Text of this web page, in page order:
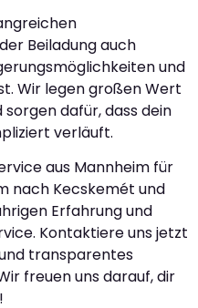
Beiladung auch
und
Wir legen großen Wert
dafür, dass dein
verläuft.
aus Mannheim für
nach Kecskemét und
Erfahrung und
Kontaktiere uns jetzt
transparentes
freuen uns darauf, dir